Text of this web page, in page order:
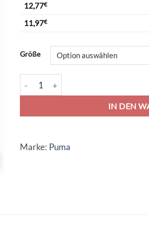
12,77€
11,97€
Größe
Puma teamGoal 24 Matchday Trikot
IN DEN
Alternative:
Marke: Puma